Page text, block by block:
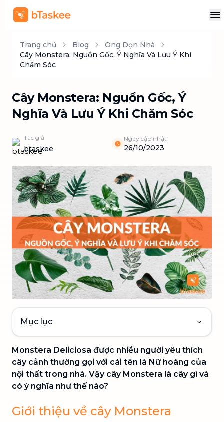
Trang chủ Blog
Ong Dọn Nhà
Cây Monstera: Nguồn Gốc, Ý Nghĩa Và Lưu Ý Khi
Chăm Sóc
Cây Monstera: Nguồn Gốc, Ý
Nghĩa Và Lưu Ý Khi Chăm Sóc
Tác giả
btaskee
Ngày cập nhật
26/10/2023
Mục lục
Monstera Deliciosa được nhiều người yêu thích
cây cảnh thường gọi với cái tên là Nữ hoàng của
nội thất trong nhà. Vậy cây Monstera là cây gì và
có ý nghĩa như thế nào?
Giới thiệu về cây Monstera